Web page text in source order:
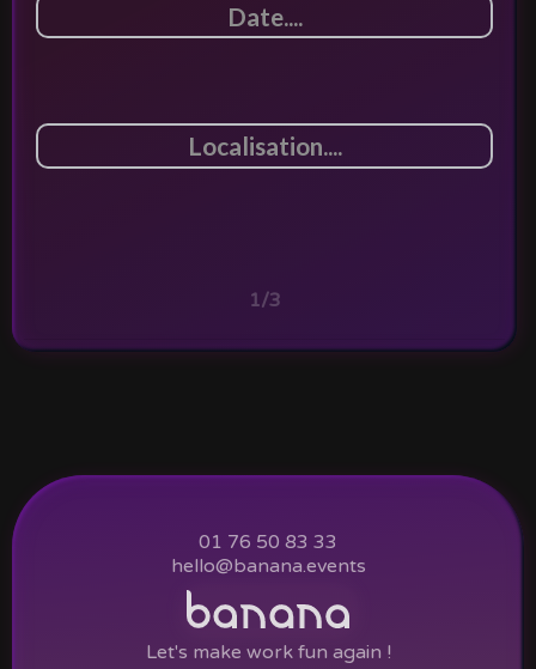
1/3
01 76 50 83 33
hello@banana.events
Let's make work fun again !